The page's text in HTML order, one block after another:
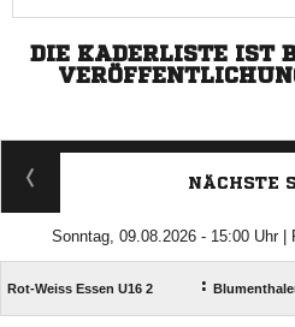
DIE KADERLISTE IST
NÄCHSTE
Sonntag, 09.08.2026 - 15:00 Uhr |
Rot-Weiss Essen U16 2 :